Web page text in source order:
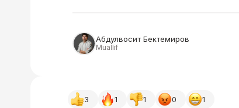
Абдулвосит Бектемиров
Muallif
3 1 1 0 1